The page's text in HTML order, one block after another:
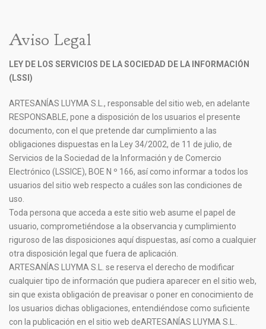
Aviso Legal
LEY DE LOS SERVICIOS DE LA SOCIEDAD DE LA INFORMACIÓN
(LSSI)
ARTESANÍAS LUYMA S.L., responsable del sitio web, en adelante
RESPONSABLE, pone a disposición de los usuarios el presente
documento, con el que pretende dar cumplimiento a las
obligaciones dispuestas en la Ley 34/2002, de 11 de julio, de
Servicios de la Sociedad de la Información y de Comercio
Electrónico (LSSICE), BOE N º 166, así como informar a todos los
usuarios del sitio web respecto a cuáles son las condiciones de
uso.
Toda persona que acceda a este sitio web asume el papel de
usuario, comprometiéndose a la observancia y cumplimiento
riguroso de las disposiciones aquí dispuestas, así como a cualquier
otra disposición legal que fuera de aplicación.
ARTESANÍAS LUYMA S.L. se reserva el derecho de modificar
cualquier tipo de información que pudiera aparecer en el sitio web,
sin que exista obligación de preavisar o poner en conocimiento de
los usuarios dichas obligaciones, entendiéndose como suficiente
con la publicación en el sitio web deARTESANÍAS LUYMA S.L..